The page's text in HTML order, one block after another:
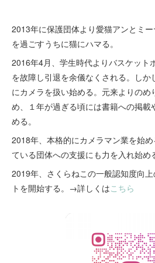
2013年に保護団体より愛猫アンとミ
を過ごすうちに猫にハマる。
2016年4月、学生時代よりバスケット
を故障し引退を余儀なくされる。し
にカメラを扱い始める。元来よりのめ
め、１年が過ぎる頃には書籍への掲
める。
2018年、本格的にカメラマン業を始
ている団体への支援にも力を入れ始め
2019年、さくらねこの一般認知度向
トを開始する。→詳しくはこちら